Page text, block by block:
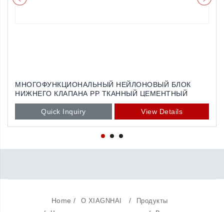
МНОГОФУНКЦИОНАЛЬНЫЙ НЕЙЛОНОВЫЙ БЛОК
НИЖНЕГО КЛАПАНА PP ТКАННЫЙ ЦЕМЕНТНЫЙ
ПЛАСТИКОВЫЙ ПАКЕТ ДЕЛАЯ МАШИНЫ
Quick Inquiry
View Details
Home / О XIAGNHAI / Продукты